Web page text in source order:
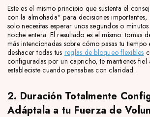
Este es el mismo principio que sustenta el
con la almohada" para decisiones
solo necesitas esperar unos segundos o
noche entera. El resultado es el mismo: tomas
más intencionadas sobre cómo pasas tu
deshacer todas tus reglas de bloqueo flexibles
configuradas por un capricho, te mantienes fiel
estableciste cuando pensabas con claridad.
2. Duración Totalmente
Adáptala a tu Fuerza de